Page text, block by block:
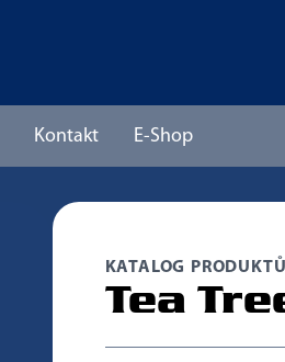
Kontakt E-Shop
KATALOG
Tea